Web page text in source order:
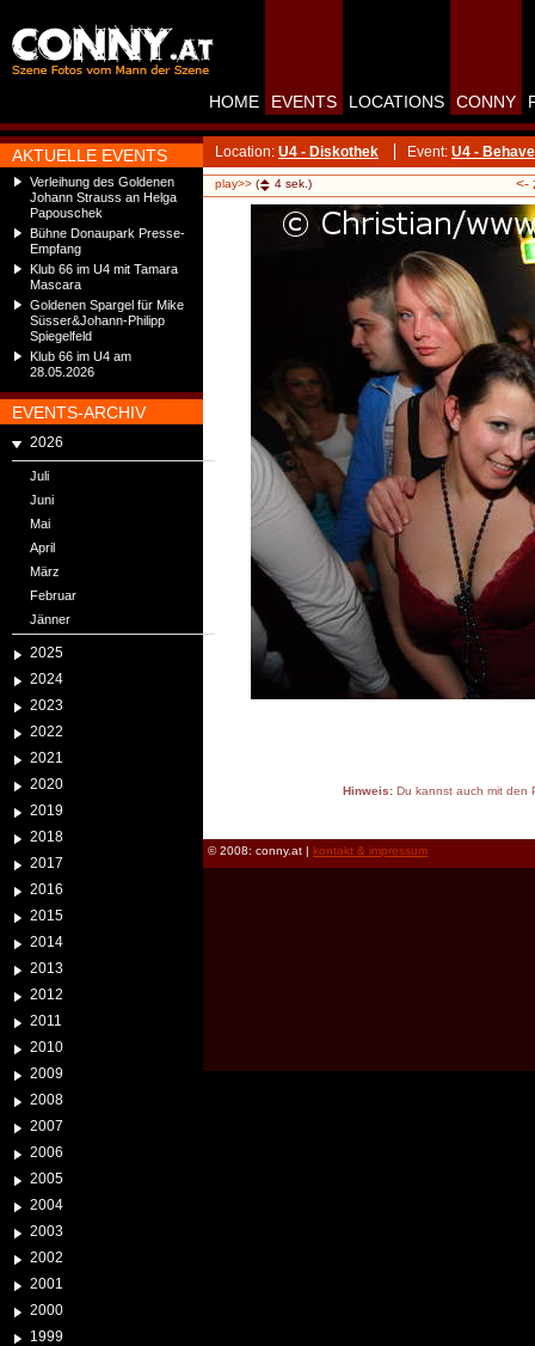
AKTUELLE EVENTS
Verleihung des Goldenen
Johann Strauss an Helga
Papouschek
Bühne Donaupark Presse-
Empfang
Klub 66 im U4 mit Tamara
Mascara
Goldenen Spargel für Mike
Süsser&Johann-Philipp
Spiegelfeld
Klub 66 im U4 am
28.05.2026
EVENTS-ARCHIV
2026
Juli
Juni
Mai
April
März
Februar
Jänner
2025
2024
2023
2022
2021
2020
2019
2018
2017
2016
2015
2014
2013
2012
2011
2010
2009
2008
2007
2006
2005
2004
2003
2002
2001
2000
1999
HOME EVENTS LOCATIONS CONNY
Location: U4 - Diskothek Event: U4 - Behave
play>> ( 4 sek.) <-
Hinweis:Du kannst auch mit den
© 2008: conny.at | kontakt & impressum